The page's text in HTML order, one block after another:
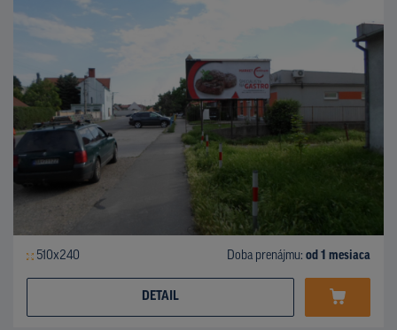
510x240 Doba prenájmu: od 1 mesiaca
DETAIL